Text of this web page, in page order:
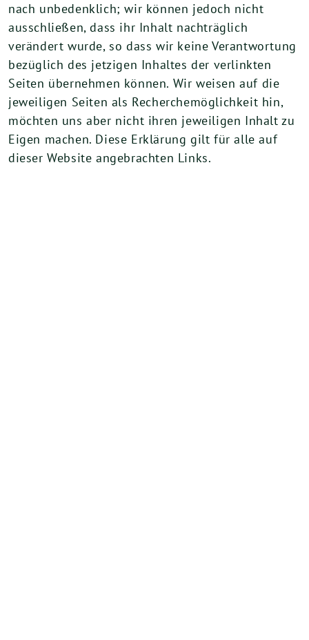
nach unbedenklich; wir können jedoch nicht
ausschließen, dass ihr Inhalt nachträglich
verändert wurde, so dass wir keine Verantwortung
bezüglich des jetzigen Inhaltes der verlinkten
Seiten übernehmen können. Wir weisen auf die
jeweiligen Seiten als Recherchemöglichkeit hin,
möchten uns aber nicht ihren jeweiligen Inhalt zu
Eigen machen. Diese Erklärung gilt für alle auf
dieser Website angebrachten Links.